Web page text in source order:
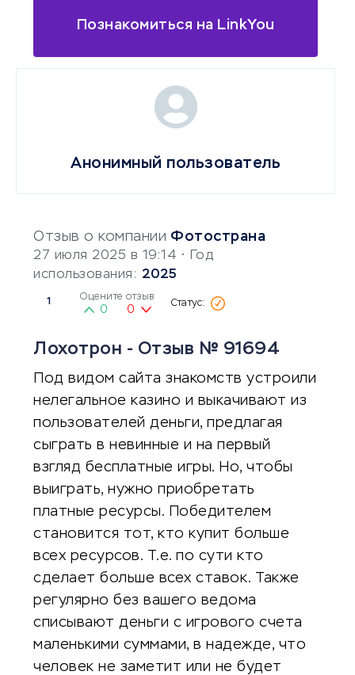
Познакомиться на LinkYou
Отзыв о компании Фотострана
27 июля 2025 в 19:14 • Год
использования: 2025
1 Оцените отзыв
0 0
Лохотрон - Отзыв № 91694
Под видом сайта знакомств устроили
нелегальное казино и выкачивают из
пользователей деньги, предлагая
сыграть в невинные и на первый
взгляд бесплатные игры. Но, чтобы
выиграть, нужно приобретать
платные ресурсы. Победителем
становится тот, кто купит больше
всех ресурсов. Т.е. по сути кто
сделает больше всех ставок. Также
регулярно без вашего ведома
списывают деньги с игрового счета
маленькими суммами, в надежде, что
человек не заметит или не будет
Анонимный пользователь